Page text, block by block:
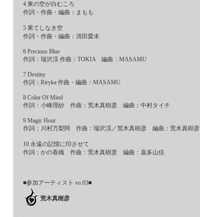
4 東の空が白むころ
作詞・作曲・編曲：まもも
5 果てしなき空
作詞・作曲・編曲：清田愛未
6 Precious Blue
作詞：瑞沢渓 作曲：TOKIA 編曲：MASAMU
7 Destiny
作詞：Riryka 作曲・編曲：MASAMU
8 Color Of Mind
作詞：小峰理紗 作曲：荒木真樹彦 編曲：中村タイチ
9 Magic Hour
作詞：川村万梨阿 作曲：瑞沢渓／荒木真樹彦 編曲：荒木真樹彦
10 永遠の記憶に印させて
作詞：かの香織 作曲：荒木真樹彦 編曲：嘉多山信
■参加アーティスト vo.03■
荒木真樹彦